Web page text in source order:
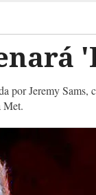
por Jeremy
Met.